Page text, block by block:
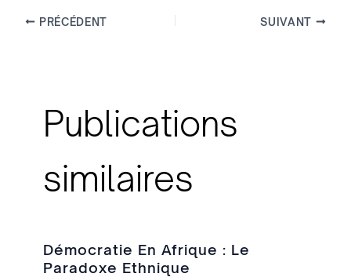
PRÉCÉDENT SUIVANT
Publications
similaires
Démocratie En Afrique : Le
Paradoxe Ethnique